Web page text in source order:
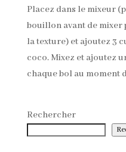
Placez dans le mixeur
bouillon avant de
la texture) et ajoutez 3
coco. Mixez et ajoutez
chaque bol au moment
Rechercher